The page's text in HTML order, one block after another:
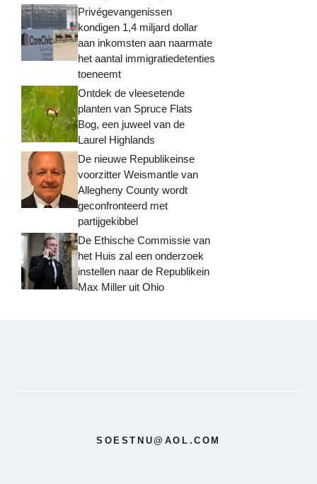
Privégevangenissen
kondigen 1,4 miljard dollar
aan inkomsten aan naarmate
het aantal immigratiedetenties
toeneemt
Ontdek de vleesetende
planten van Spruce Flats
Bog, een juweel van de
Laurel Highlands
De nieuwe Republikeinse
voorzitter Weismantle van
Allegheny County wordt
geconfronteerd met
partijgekibbel
De Ethische Commissie van
het Huis zal een onderzoek
instellen naar de Republikein
Max Miller uit Ohio
SOESTNU@AOL.COM